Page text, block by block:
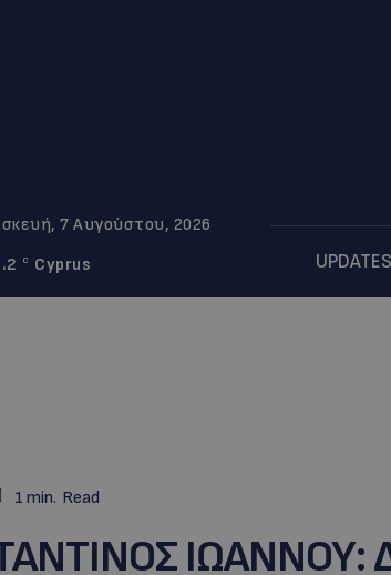
7 Αυγούστου, 2026
C Cyprus UPDATES
1 min. Read
ΙΩΑΝΝΟΥ: